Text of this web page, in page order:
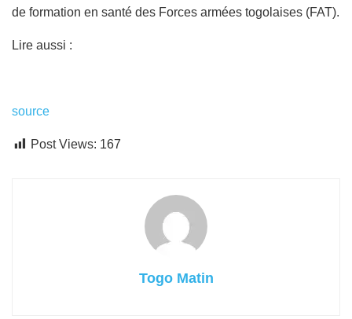
de formation en santé des Forces armées togolaises (FAT).
Lire aussi :
source
Post Views: 167
Togo Matin